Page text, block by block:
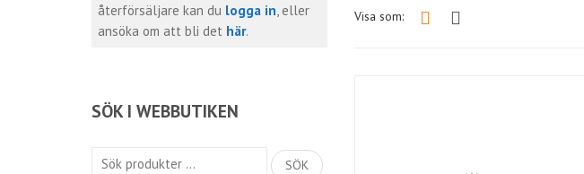
återförsäljare kan du logga in, eller
ansöka om att bli det här.
SÖK I WEBBUTIKEN
Sök
SÖK
Visa som: